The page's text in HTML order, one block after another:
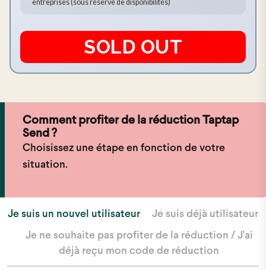
entreprises (sous réserve de disponibilités)
SOLD OUT
Comment profiter de la réduction Taptap
Send ?
Choisissez une étape en fonction de votre
situation.
Je suis un nouvel utilisateur Je suis déjà utilisateur
Je ne souhaite pas profiter de la réduction / J'ai
déjà reçu mon code de réduction